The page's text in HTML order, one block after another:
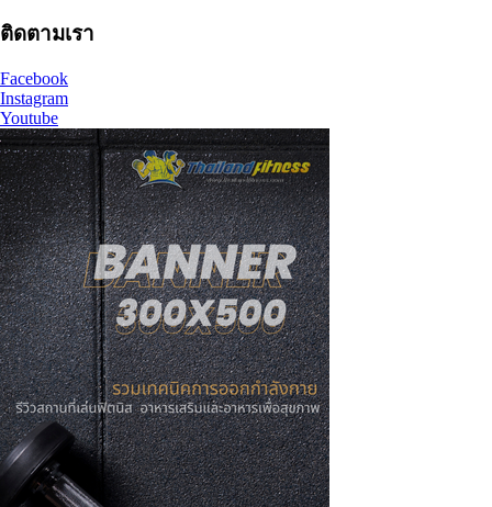
ติดตามเรา
Facebook
Instagram
Youtube